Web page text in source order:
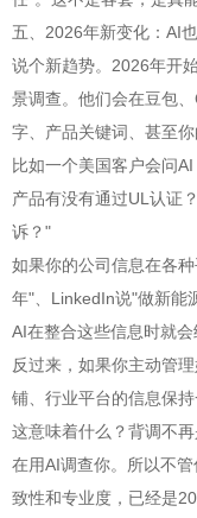
五、2026年新变化：AI
说个新趋势。2026年开
景调查。他们会在豆包
字、产品关键词、甚至
比如一个美国客户会问
产品有没有通过UL认证
诉？"
如果你的公司信息在各
年"、LinkedIn说"做新
AI在整合这些信息时就
反过来，如果你主动管
铺、行业平台的信息保
这意味着什么？背调不
在用AI调查你。所以不
致性和专业度，已经是